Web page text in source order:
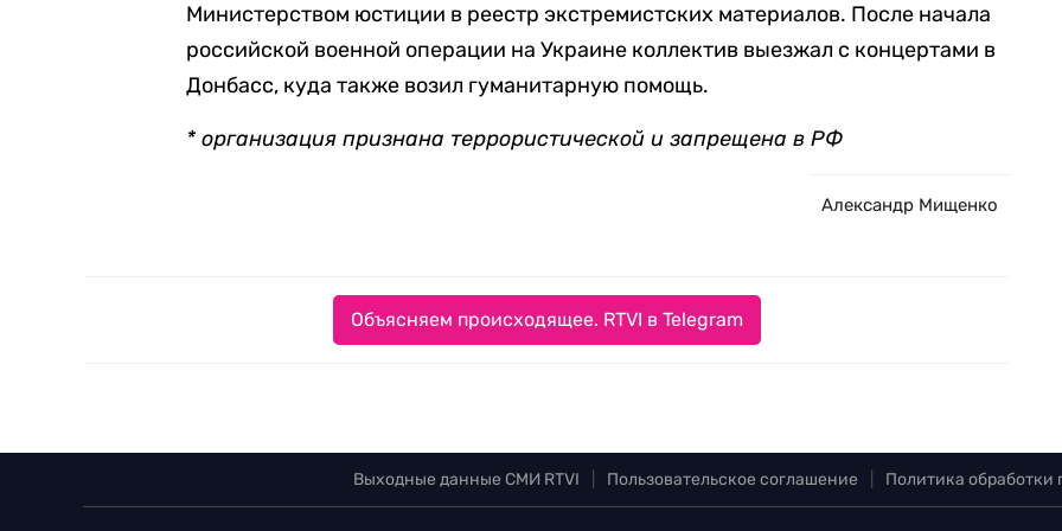
Министерством юстиции в реестр экстремистских материалов. После начала
российской военной операции на Украине коллектив выезжал с концертами в
Донбасс, куда также возил гуманитарную помощь.
* организация признана террористической и запрещена в РФ
Александр Мищенко
Объясняем происходящее. RTVI в Telegram
Выходные данные СМИ RTVI Пользовательское соглашение Политика